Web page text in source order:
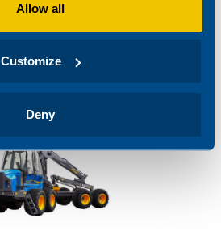
Allow all
Customize
Deny